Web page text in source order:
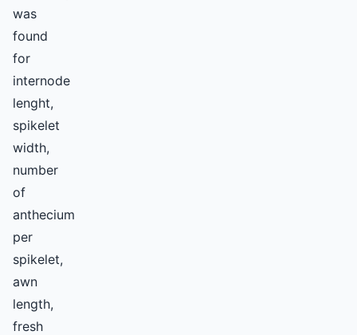
was
found
for
internode
lenght,
spikelet
width,
number
of
anthecium
per
spikelet,
awn
length,
fresh